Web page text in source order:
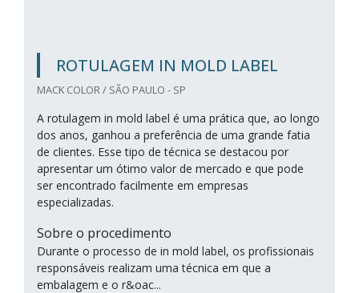
ROTULAGEM IN MOLD LABEL
MACK COLOR / SÃO PAULO - SP
A rotulagem in mold label é uma prática que, ao longo
dos anos, ganhou a preferência de uma grande fatia
de clientes. Esse tipo de técnica se destacou por
apresentar um ótimo valor de mercado e que pode
ser encontrado facilmente em empresas
especializadas.
Sobre o procedimento
Durante o processo de in mold label, os profissionais
responsáveis realizam uma técnica em que a
embalagem e o r&oac...